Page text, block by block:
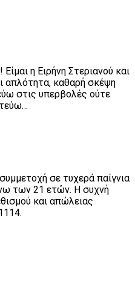
η Ειρήνη Στεριανού και
απλότητα, καθαρή σκέψη
στις υπερβολές ούτε
σε τυχερά παίγνια
των 21 ετών. Η συχνή
και απώλειας